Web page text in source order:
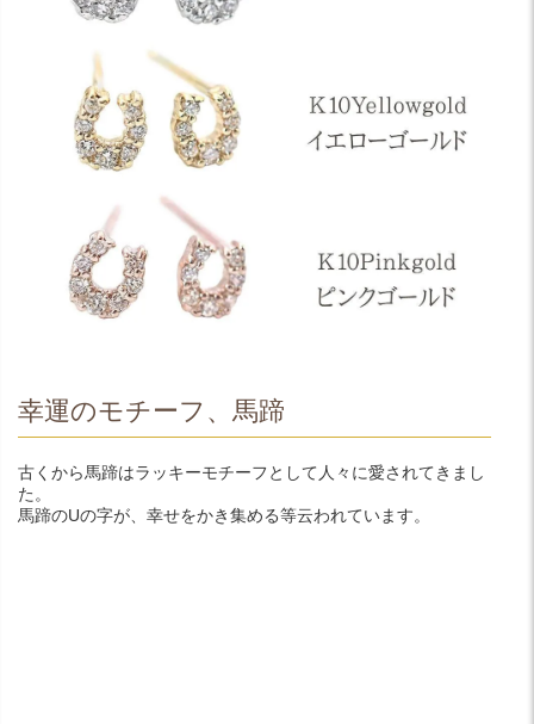
幸運のモチーフ、馬蹄
古くから馬蹄はラッキーモチーフとして人々に愛されてきまし
た。
馬蹄のUの字が、幸せをかき集める等云われています。